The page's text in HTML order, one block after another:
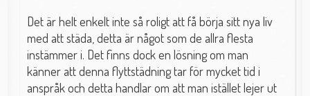
Det är helt enkelt inte så roligt att få börja sitt nya liv
med att städa, detta är något som de allra flesta
instämmer i. Det finns dock en lösning om man
känner att denna flyttstädning tar för mycket tid i
anspråk och detta handlar om att man istället lejer ut